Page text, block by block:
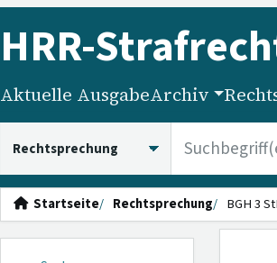
HRR-
Aktuelle AusgabeArchiv
Startseite Rechtsprechung BGH 3